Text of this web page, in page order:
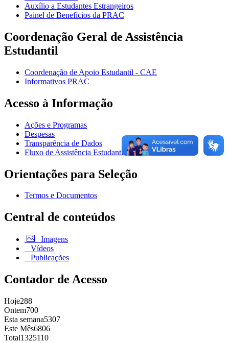
Auxílio a Estudantes Estrangeiros
Painel de Benefícios da PRAC
Coordenação Geral de Assistência
Estudantil
Coordenação de Apoio Estudantil - CAE
Informativos PRAC
Acesso à Informação
Ações e Programas
Despesas
Transparência de Dados
Fluxo de Assistência Estudantil
Orientações para Seleção
Termos e Documentos
Central de conteúdos
Imagens
Vídeos
Publicações
Contador de Acesso
Hoje288
Ontem700
Esta semana5307
Este Mês6806
Total1325110